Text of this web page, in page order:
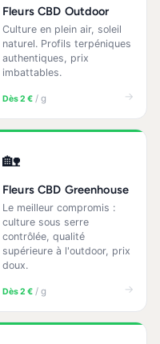
Fleurs CBD Outdoor
Culture en plein air, soleil
naturel. Profils terpéniques
authentiques, prix
imbattables.
Dès 2 € / g →
🏡
Fleurs CBD Greenhouse
Le meilleur compromis :
culture sous serre
contrôlée, qualité
supérieure à l'outdoor, prix
doux.
Dès 2 € / g →